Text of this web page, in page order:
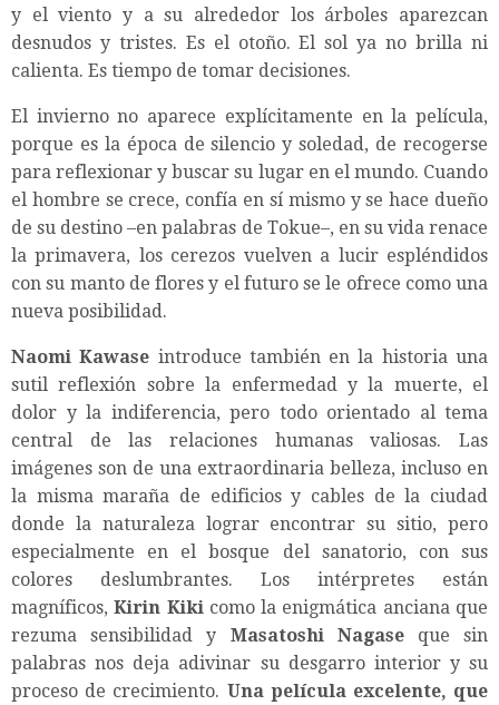
y el viento y a su alrededor los árboles aparezcan
desnudos y tristes. Es el otoño. El sol ya no brilla ni
calienta. Es tiempo de tomar decisiones.
El invierno no aparece explícitamente en la película,
porque es la época de silencio y soledad, de recogerse
para reflexionar y buscar su lugar en el mundo. Cuando
el hombre se crece, confía en sí mismo y se hace dueño
de su destino –en palabras de Tokue–, en su vida renace
la primavera, los cerezos vuelven a lucir espléndidos
con su manto de flores y el futuro se le ofrece como una
nueva posibilidad.
Naomi Kawase introduce también en la historia una
sutil reflexión sobre la enfermedad y la muerte, el
dolor y la indiferencia, pero todo orientado al tema
central de las relaciones humanas valiosas. Las
imágenes son de una extraordinaria belleza, incluso en
la misma maraña de edificios y cables de la ciudad
donde la naturaleza lograr encontrar su sitio, pero
especialmente en el bosque del sanatorio, con sus
colores deslumbrantes. Los intérpretes están
magníficos,Kirin Kiki como la enigmática anciana que
rezuma sensibilidad y Masatoshi Nagaseque sin
palabras nos deja adivinar su desgarro interior y su
proceso de crecimiento. Una película excelente, que